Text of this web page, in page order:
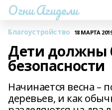
Огни Агидели
Благоустройство 18 МАРТА
Дети должны
безопасности
Начинается весна –
деревьев, и как